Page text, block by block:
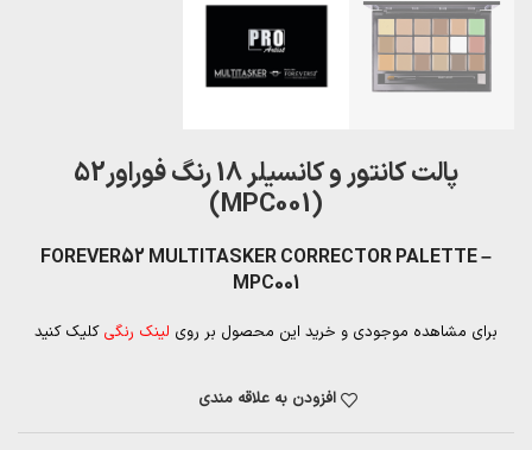
پالت کانتور و کانسیلر 18 رنگ فوراور52
(MPC001)
FOREVER52 MULTITASKER CORRECTOR PALETTE –
MPC001
برای مشاهده موجودی و خرید این محصول بر روی لینک رنگی کلیک کنید
افزودن به علاقه مندی